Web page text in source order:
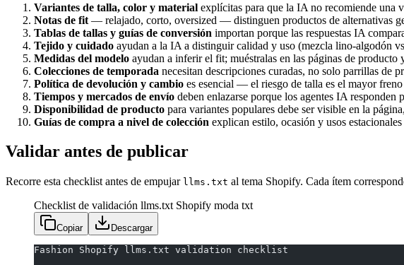
Variantes de talla, color y material explícitas para que la IA no recomiende una
Notas de fit — relajado, corto, oversized — distinguen productos de alternativas
Tablas de tallas y guías de conversión importan porque las respuestas IA
Tejido y cuidado ayudan a la IA a distinguir calidad y uso (mezcla lino-algodón
Medidas del modelo ayudan a inferir el fit; muéstralas en las páginas de producto
Colecciones de temporada necesitan descripciones curadas, no solo parrillas
Política de devolución y cambio es esencial — el riesgo de talla es el mayor
Tiempos y mercados de envío deben enlazarse porque los agentes IA responden
Disponibilidad de producto para variantes populares debe ser visible en la
Guías de compra a nivel de colección explican estilo, ocasión y usos
Validar antes de publicar
Recorre esta checklist antes de empujar llms.txt al tema Shopify. Cada ítem
Checklist de validación llms.txt Shopify moda txt
Copiar Descargar
Fashion Shopify llms.txt validation checklist